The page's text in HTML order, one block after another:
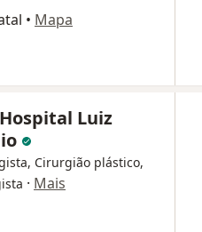
• Mapa
Luiz
Cirurgião plástico,
· Mais